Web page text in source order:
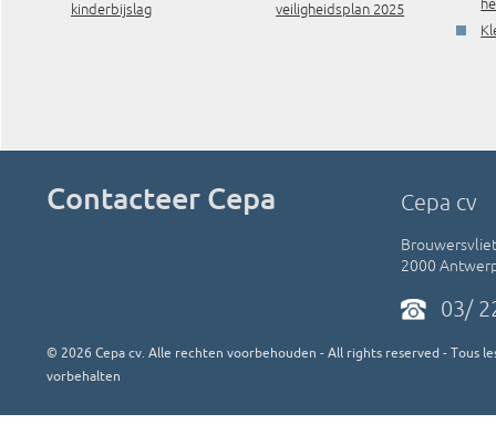
kinderbijslag
veiligheidsplan 2025
Contacteer Cepa Cepa cv
2000
03/
© 2026 Cepa cv. Alle rechten voorbehouden - All rights reserved - Tous
vorbehalten